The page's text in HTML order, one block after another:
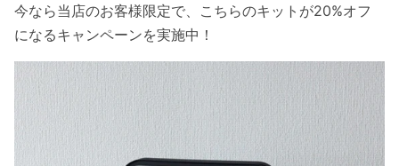
今なら当店のお客様限定で、こちらのキットが20%オフ
になるキャンペーンを実施中！